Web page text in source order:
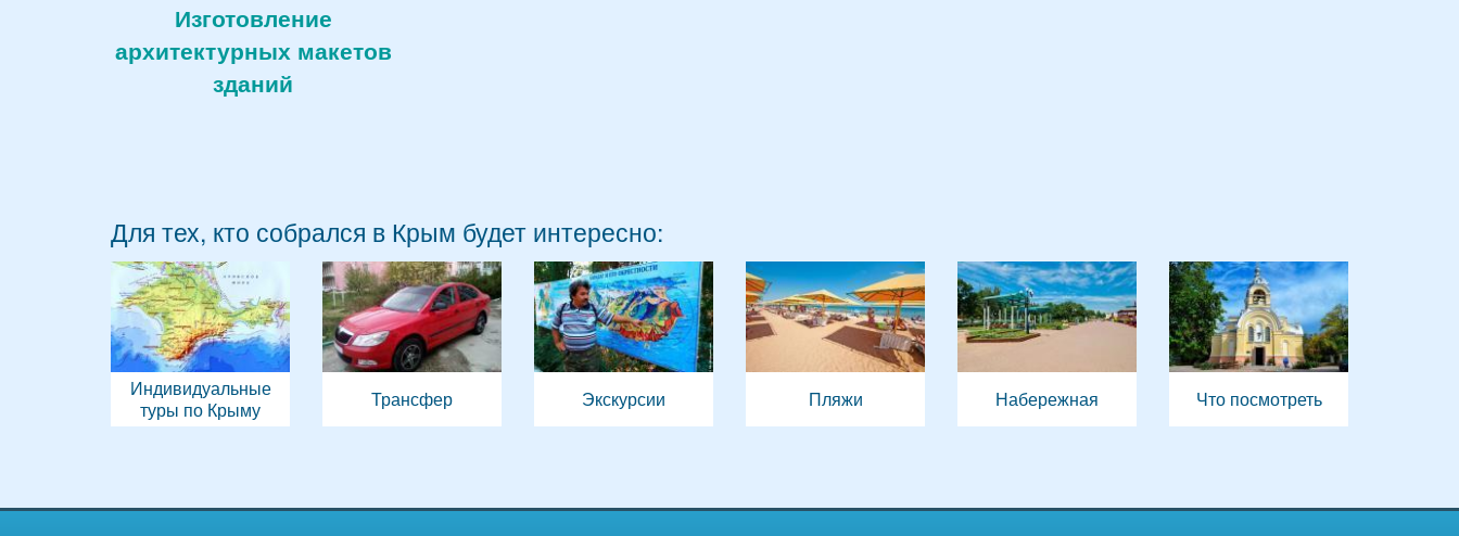
Изготовление
архитектурных макетов
зданий
Для тех, кто собрался в Крым будет интересно:
Индивидуальные
туры по Крыму
Трансфер Экскурсии Пляжи Набережная Что посмотреть